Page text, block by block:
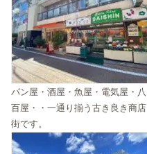
パン屋・酒屋・魚屋・電気屋・八
百屋・・一通り揃う古き良き商店
街です。